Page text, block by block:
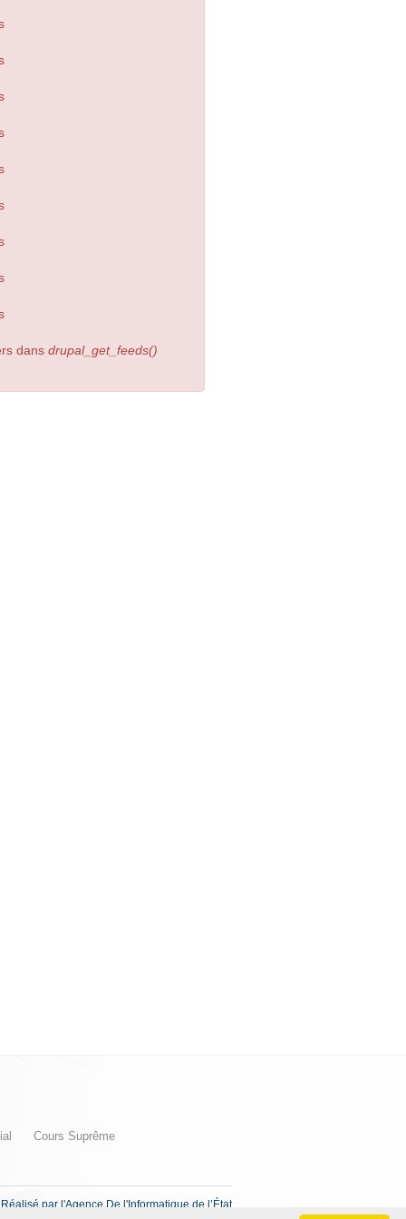
dans drupal_get_feeds()
Cours Suprême
Réalisé par l'Agence De l'Informatique de l’État